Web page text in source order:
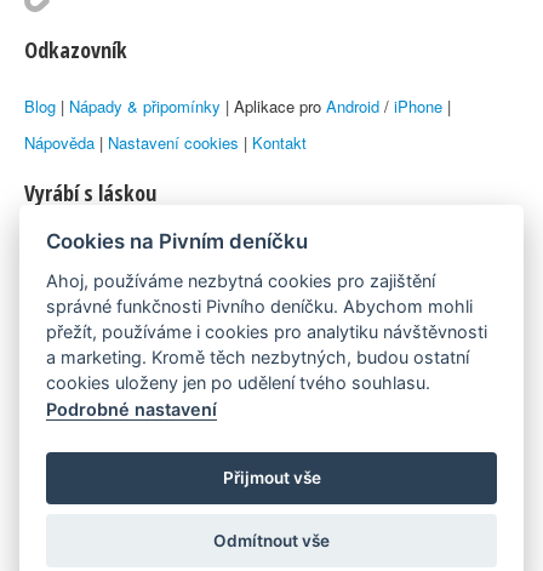
Odkazovník
Blog | Nápady & připomínky | Aplikace pro Android / iPhone |
Nápověda | Nastavení cookies | Kontakt
Vyrábí s láskou
© 2010–2026 byLukáš Zemanaka Emka
Máme rádi
Pivní.info
Poznámka pod čarou
Pivní deníček je nezávislý zdroj, který není spjat s žádným
konkrétním pivovarem ani restaurací. Názory uživatelů nemusí nutně
reprezentovat názory tvůrců Deníčku.
Cookies na Pivním deníčku
Ahoj, používáme nezbytná cookies pro zajištění
správné funkčnosti Pivního deníčku. Abychom mohli
přežít, používáme i cookies pro analytiku návštěvnosti
a marketing. Kromě těch nezbytných, budou ostatní
cookies uloženy jen po udělení tvého souhlasu.
Podrobné nastavení
Přijmout vše
Odmítnout vše